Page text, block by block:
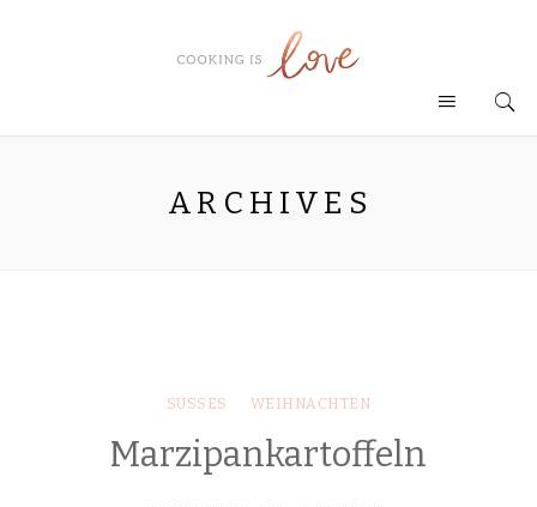
ARCHIVES
SÜSSES WEIHNACHTEN
Marzipankartoffeln